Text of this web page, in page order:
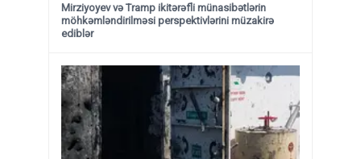
Mirziyoyev və Tramp ikitərəfli münasibətlərin
möhkəmləndirilməsi perspektivlərini müzakirə
ediblər